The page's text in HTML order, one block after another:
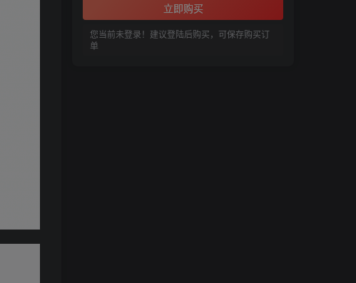
立即购买
您当前未登录！建议登陆后购买，可保存购买订
单